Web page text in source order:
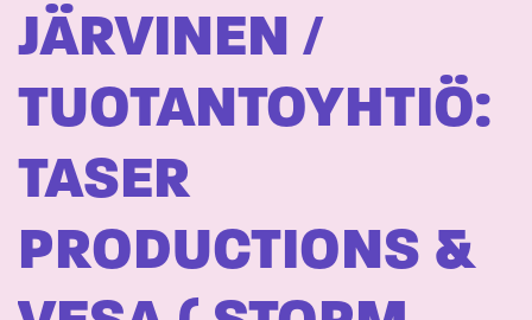
JÄRVINEN /
TUOTANTOYHTIÖ:
TASER
PRODUCTIONS &